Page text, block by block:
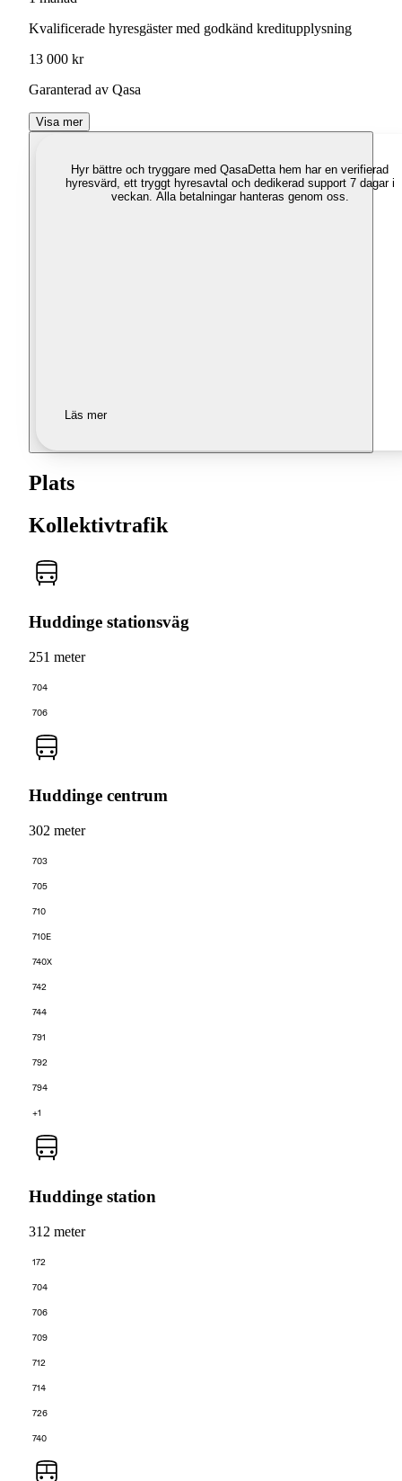
Kvalificerade hyresgäster med godkänd kreditupplysning
13 000 kr
Garanterad av Qasa
Visa mer
Hyr bättre och tryggare med QasaDetta hem har en verifierad
hyresvärd, ett tryggt hyresavtal och dedikerad support 7 dagar i
veckan. Alla betalningar hanteras genom oss.
Läs mer
Plats
Kollektivtrafik
Huddinge stationsväg
251 meter
704
706
Huddinge centrum
302 meter
703
705
710
710E
740X
742
744
791
792
794
+1
Huddinge station
312 meter
172
704
706
709
712
714
726
740